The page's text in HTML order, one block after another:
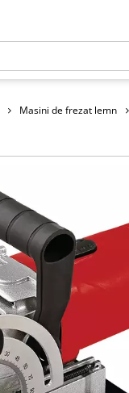
Masini de frezat lemn